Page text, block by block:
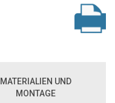
MATERIALIEN UND
MONTAGE